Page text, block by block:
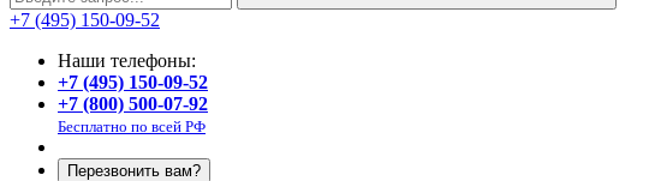
+7 (495) 150-09-52
Наши телефоны:
+7 (495) 150-09-52
+7 (800) 500-07-92
Бесплатно по всей РФ
Перезвонить вам?